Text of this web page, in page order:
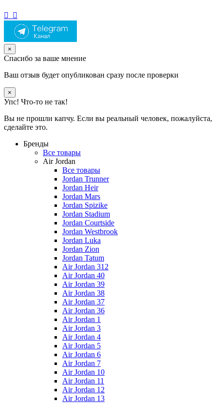
×
Спасибо за ваше мнение
Ваш отзыв будет опубликован сразу после проверки
×
Упс! Что-то не так!
Вы не прошли капчу. Если вы реальный человек, пожалуйста,
сделайте это.
Бренды
Все товары
Air Jordan
Все товары
Jordan Trunner
Jordan Heir
Jordan Mars
Jordan Spizike
Jordan Stadium
Jordan Courtside
Jordan Westbrook
Jordan Luka
Jordan Zion
Jordan Tatum
Air Jordan 312
Air Jordan 40
Air Jordan 39
Air Jordan 38
Air Jordan 37
Air Jordan 36
Air Jordan 1
Air Jordan 3
Air Jordan 4
Air Jordan 5
Air Jordan 6
Air Jordan 7
Air Jordan 10
Air Jordan 11
Air Jordan 12
Air Jordan 13